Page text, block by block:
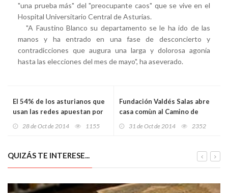
"una prueba más" del "preocupante caos" que se vive en el
Hospital Universitario Central de Asturias.
"A Faustino Blanco su departamento se le ha ido de las
manos y ha entrado en una fase de desconcierto y
contradicciones que augura una larga y dolorosa agonía
hasta las elecciones del mes de mayo", ha aseverado.
El 54% de los asturianos que
usan las redes apuestan por
28 de Oct de 2014 1155
Fundación Valdés Salas abre
casa comùn al Camino de
31 de Oct de 2014 2352
QUIZÁS TE INTERESE...